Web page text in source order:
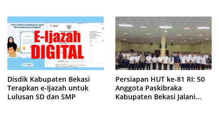
Disdik Kabupaten Bekasi
Terapkan e-Ijazah untuk
Lulusan SD dan SMP
Persiapan HUT ke-81 RI: 50
Anggota Paskibraka
Kabupaten Bekasi Jalani